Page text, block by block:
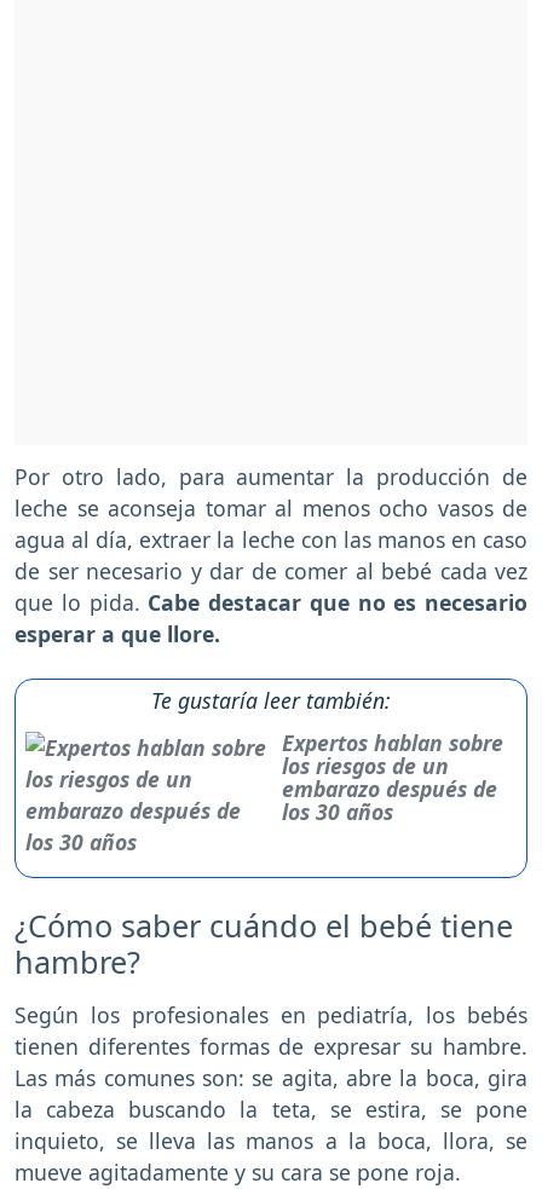
Por otro lado, para aumentar la producción de
leche se aconseja tomar al menos ocho vasos de
agua al día, extraer la leche con las manos en caso
de ser necesario y dar de comer al bebé cada vez
que lo pida. Cabe destacar que no es necesario
esperar a que llore.
Te gustaría leer también:
Expertos hablan sobre
los riesgos de un
embarazo después de
los 30 años
¿Cómo saber cuándo el bebé tiene
hambre?
Según los profesionales en pediatría, los bebés
tienen diferentes formas de expresar su hambre.
Las más comunes son: se agita, abre la boca, gira
la cabeza buscando la teta, se estira, se pone
inquieto, se lleva las manos a la boca, llora, se
mueve agitadamente y su cara se pone roja.